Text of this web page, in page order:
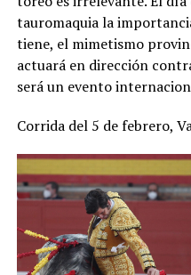
tauromaquia la
tiene, el mimetismo
actuará en dirección
será un evento
Corrida del 5 de febrero,